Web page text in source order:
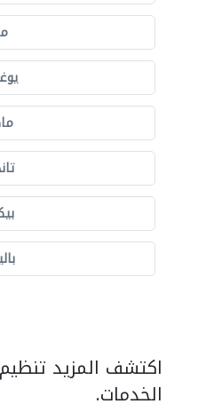
اكتشف المزيد
الخدمات.